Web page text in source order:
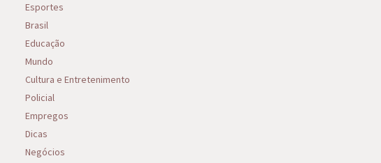
Esportes
Brasil
Educação
Mundo
Cultura e Entretenimento
Policial
Empregos
Dicas
Negócios